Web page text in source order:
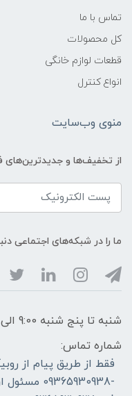
تماس با ما
کل محصولات
قطعات لوازم خانگی
انواع کنترل
منوی وب‌سایت
از تخفیف‌ها و جدیدترین‌های
ما را در شبکه‌های اجتماعی
شنبه تا پنج شنبه 9:00 الی 19:00
شماره تماس:
فقط از طریق پیام از
-